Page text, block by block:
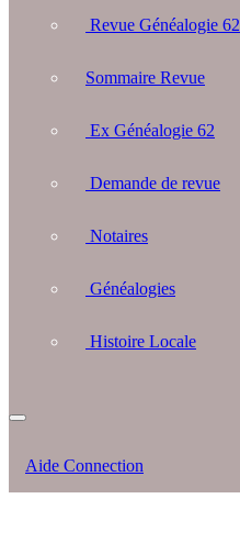
Revue Généalogie 62
Sommaire Revue
Ex Généalogie 62
Demande de revue
Notaires
Généalogies
Histoire Locale
Aide Connection